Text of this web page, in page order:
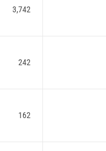
3,742
242
162